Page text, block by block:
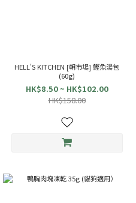
HELL'S KITCHEN [朝市場] 鰹魚湯包
(60g)
HK$8.50 ~ HK$102.00
HK$158.00